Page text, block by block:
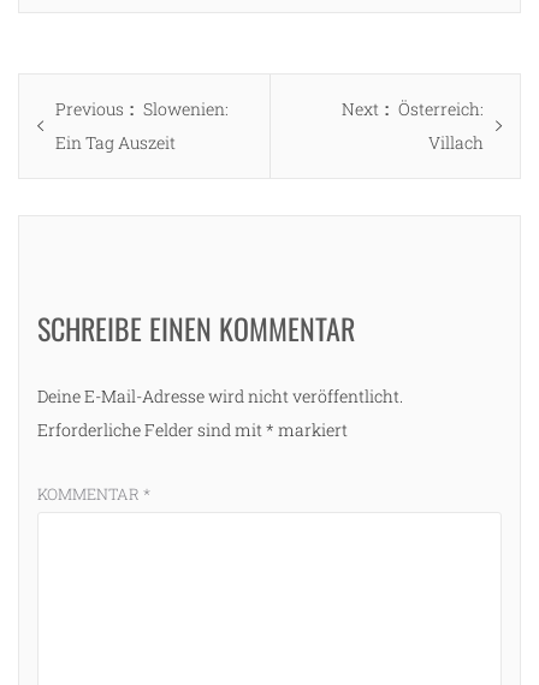
Beitragsnavigation
Previous
Previous
post:
Slowenien:
Ein Tag Auszeit
Next
Next
post:
Österreich:
Villach
SCHREIBE EINEN KOMMENTAR
Deine E-Mail-Adresse wird nicht veröffentlicht.
Erforderliche Felder sind mit * markiert
KOMMENTAR *